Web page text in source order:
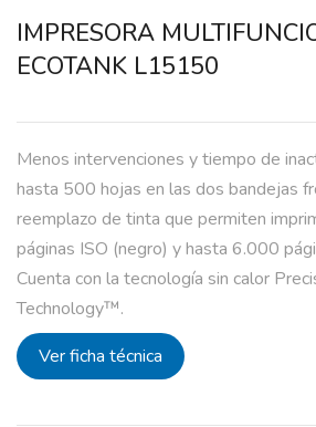
IMPRESORA
ECOTANK L15150
Menos intervenciones y tiempo de
hasta 500 hojas en las dos bandejas
reemplazo de tinta que permiten
páginas ISO (negro) y hasta 6.000
Cuenta con la tecnología sin calor
Technology™.
Ver ficha técnica